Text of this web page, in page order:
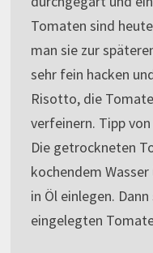
Tomaten sind
man sie zur
sehr fein hacken
Risotto, die
verfeinern. Tipp
Die getrockneten
kochendem
in Öl einlegen.
eingelegten